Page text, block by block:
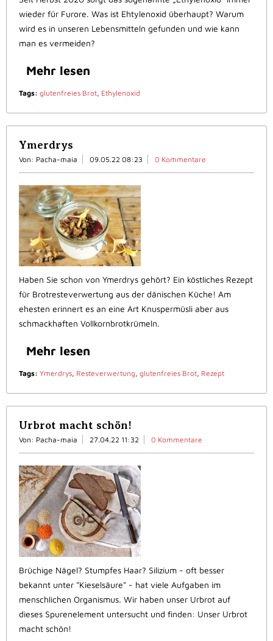
wieder für Furore. Was ist Ehtylenoxid überhaupt? Warum
wird es in unseren Lebensmitteln gefunden und wie kann
man es vermeiden?
Mehr lesen
Tags: glutenfreies Brot, Ethylenoxid
Ymerdrys
Von: Pacha-maia 09.05.22 08:23 0 Kommentare
Haben Sie schon von Ymerdrys gehört? Ein köstliches Rezept
für Brotresteverwertung aus der dänischen Küche! Am
ehesten erinnert es an eine Art Knuspermüsli aber aus
schmackhaften Vollkornbrotkrümeln.
Mehr lesen
Tags: Ymerdrys, Resteverwertung, glutenfreies Brot, Rezept
Urbrot macht schön!
Von: Pacha-maia 27.04.22 11:32 0 Kommentare
Brüchige Nägel? Stumpfes Haar? Silizium - oft besser
bekannt unter "Kieselsäure" - hat viele Aufgaben im
menschlichen Organismus. Wir haben unser Urbrot auf
dieses Spurenelement untersucht und finden: Unser Urbrot
macht schön!